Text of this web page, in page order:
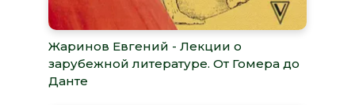
Жаринов Евгений - Лекции о
зарубежной литературе. От Гомера до
Данте